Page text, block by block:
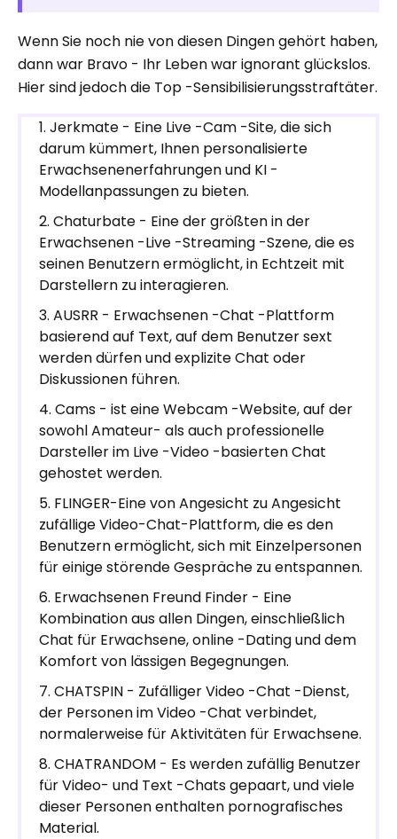
Wenn Sie noch nie von diesen Dingen gehört haben,
dann war Bravo - Ihr Leben war ignorant glückslos.
Hier sind jedoch die Top -Sensibilisierungsstraftäter.
Jerkmate - Eine Live -Cam -Site, die sich
darum kümmert, Ihnen personalisierte
Erwachsenenerfahrungen und KI -
Modellanpassungen zu bieten.
Chaturbate - Eine der größten in der
Erwachsenen -Live -Streaming -Szene, die es
seinen Benutzern ermöglicht, in Echtzeit mit
Darstellern zu interagieren.
AUSRR - Erwachsenen -Chat -Plattform
basierend auf Text, auf dem Benutzer sext
werden dürfen und explizite Chat oder
Diskussionen führen.
Cams - ist eine Webcam -Website, auf der
sowohl Amateur- als auch professionelle
Darsteller im Live -Video -basierten Chat
gehostet werden.
FLINGER-Eine von Angesicht zu Angesicht
zufällige Video-Chat-Plattform, die es den
Benutzern ermöglicht, sich mit Einzelpersonen
für einige störende Gespräche zu entspannen.
Erwachsenen Freund Finder - Eine
Kombination aus allen Dingen, einschließlich
Chat für Erwachsene, online -Dating und dem
Komfort von lässigen Begegnungen.
CHATSPIN - Zufälliger Video -Chat -Dienst,
der Personen im Video -Chat verbindet,
normalerweise für Aktivitäten für Erwachsene.
CHATRANDOM - Es werden zufällig Benutzer
für Video- und Text -Chats gepaart, und viele
dieser Personen enthalten pornografisches
Material.